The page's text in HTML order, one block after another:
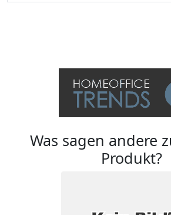
Was sagen andere
Produkt?